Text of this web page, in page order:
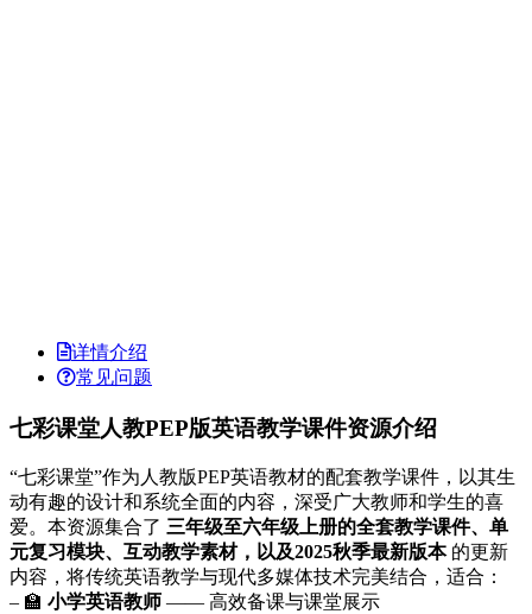
详情介绍
常见问题
七彩课堂人教PEP版英语教学课件资源介绍
“七彩课堂”作为人教版PEP英语教材的配套教学课件，以其生
动有趣的设计和系统全面的内容，深受广大教师和学生的喜
爱。本资源集合了 三年级至六年级上册的全套教学课件、单
元复习模块、互动教学素材，以及2025秋季最新版本的更新
内容，将传统英语教学与现代多媒体技术完美结合，适合：
– 🏫 小学英语教师 —— 高效备课与课堂展示